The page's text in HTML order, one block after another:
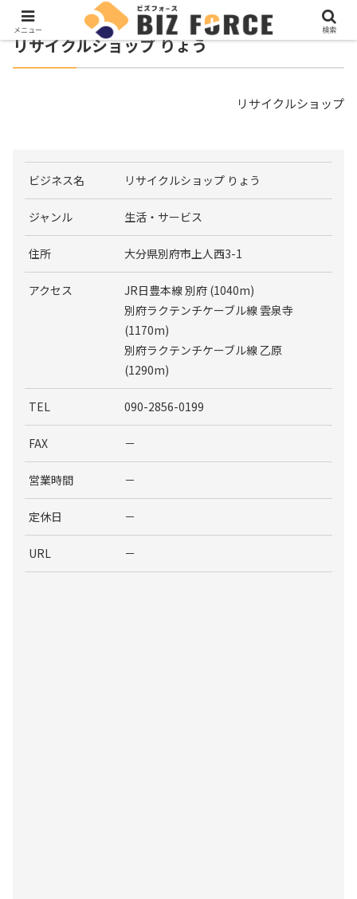
リサイクルショップ りょう
リサイクルショップ
ビジネス名 リサイクルショップ りょう
ジャンル 生活・サービス
住所 大分県別府市上人西3-1
アクセス
JR日豊本線 別府 (1040m)
別府ラクテンチケーブル線 雲泉寺
(1170m)
別府ラクテンチケーブル線 乙原
(1290m)
TEL 090-2856-0199
FAX －
営業時間 －
定休日 －
URL －
メニュー 検索